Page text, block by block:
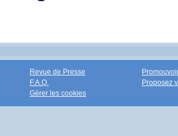
Revue de Presse
F.A.Q.
Gérer les cookies
Proposez